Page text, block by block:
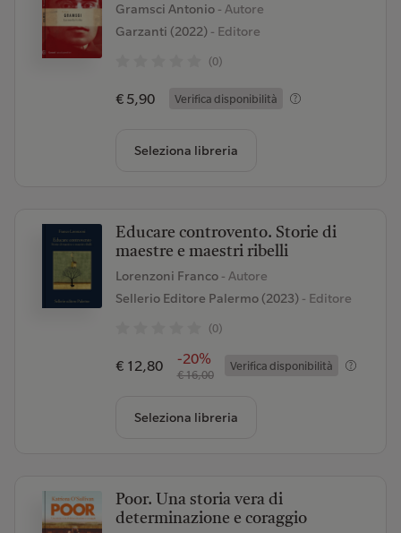
Gramsci Antonio - Autore
Garzanti (2022)- Editore
(0)
€ 5,90 Verifica disponibilità
Seleziona libreria
Educare controvento. Storie di
maestre e maestri ribelli
Lorenzoni Franco - Autore
Sellerio Editore Palermo (2023)- Editore
(0)
€ 12,80 -20%
€ 16,00
Verifica disponibilità
Seleziona libreria
Poor. Una storia vera di
determinazione e coraggio